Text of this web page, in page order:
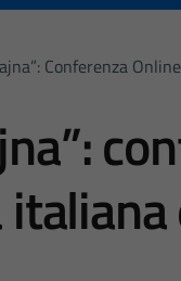
Conferenza